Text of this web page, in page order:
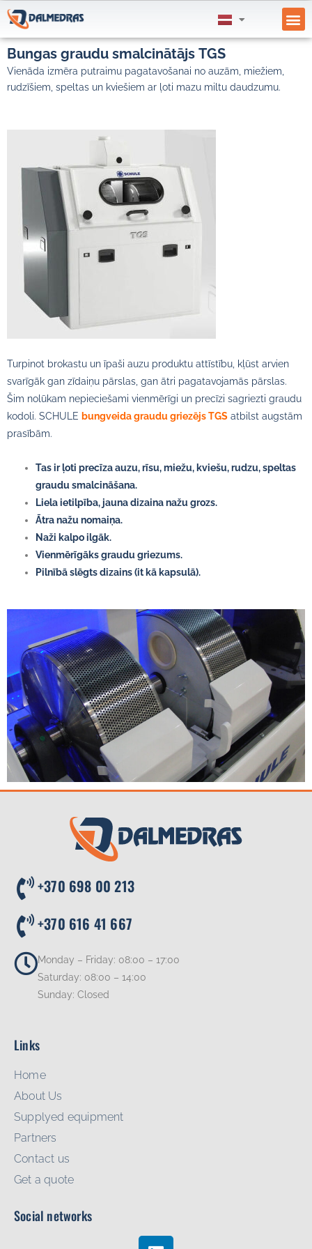
Bungas graudu smalcinātājs TGS
Vienāda izmēra putraimu pagatavošanai no auzām, miežiem,
rudzīšiem, speltas un kviešiem ar ļoti mazu miltu daudzumu.
Turpinot brokastu un īpaši auzu produktu attīstību, kļūst arvien
svarīgāk gan zīdaiņu pārslas, gan ātri pagatavojamās pārslas.
Šim nolūkam nepieciešami vienmērīgi un precīzi sagriezti graudu
kodoli. SCHULE bungveida graudu griezējs TGS atbilst augstām
prasībām.
Tas ir ļoti precīza auzu, rīsu, miežu, kviešu, rudzu, speltas
graudu smalcināšana.
Liela ietilpība, jauna dizaina nažu grozs.
Ātra nažu nomaiņa.
Naži kalpo ilgāk.
Vienmērīgāks graudu griezums.
Pilnībā slēgts dizains (it kā kapsulā).
+370 698 00 213
+370 616 41 667
Monday – Friday: 08:00 – 17:00
Saturday: 08:00 – 14:00
Sunday: Closed
Links
Home
About Us
Supplyed equipment
Partners
Contact us
Get a quote
Social networks